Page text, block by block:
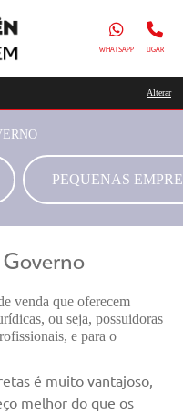
WHATSAPP LIGAR
Alterar
PEQUENAS
venda que oferecem
ou seja, possuidoras
e para o
é muito vantajoso,
melhor do que os